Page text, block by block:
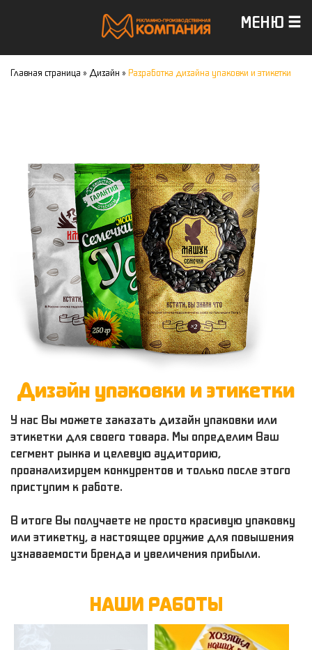
МЕНЮ
Главная страница » Дизайн »Разработка дизайна упаковки и этикетки
Дизайн упаковки и этикетки
У нас Вы можете заказать дизайн упаковки или
этикетки для своего товара. Мы определим Ваш
сегмент рынка и целевую аудиторию,
проанализируем конкурентов и только после этого
приступим к работе.
В итоге Вы получаете не просто красивую упаковку
или этикетку, а настоящее оружие для повышения
узнаваемости бренда и увеличения прибыли.
НАШИ РАБОТЫ